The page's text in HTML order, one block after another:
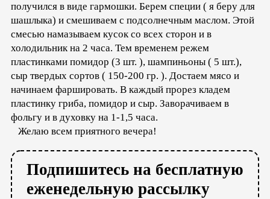
получился в виде гармошки. Берем специи ( я беру для
шашлыка) и смешиваем с подсолнечным маслом. Этой
смесью намазываем кусок со всех сторон и в
холодильник на 2 часа. Тем временем режем
пластинками помидор (3 шт. ), шампиньоны ( 5 шт.),
сыр твердых сортов ( 150-200 гр. ). Достаем мясо и
начинаем фаршировать. В каждый прорез кладем
пластинку гриба, помидор и сыр. Заворачиваем в
фольгу и в духовку на 1-1,5 часа.
Желаю всем приятного вечера!
Подпишитесь на бесплатную
еженедельную рассылку